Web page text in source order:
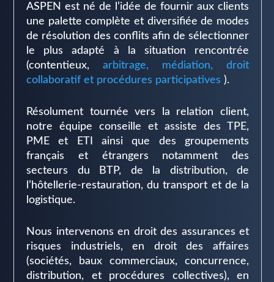
ASPEN est né de l’idée de fournir aux clients
une palette complète et diversifiée de modes
de résolution des conflits afin de sélectionner
le plus adapté à la situation rencontrée
(contentieux, arbitrage, médiation, droit
collaboratif et procédures participatives ).
Résolument tournée vers la relation client,
notre équipe conseille et assiste des TPE,
PME et ETI ainsi que des groupements
français et étrangers notamment des
secteurs du BTP, de la distribution, de
l’hôtellerie-restauration, du transport et de la
logistique.
Nous intervenons en droit des assurances et
risques industriels, en droit des affaires
(sociétés, baux commerciaux, concurrence,
distribution, et procédures collectives), en